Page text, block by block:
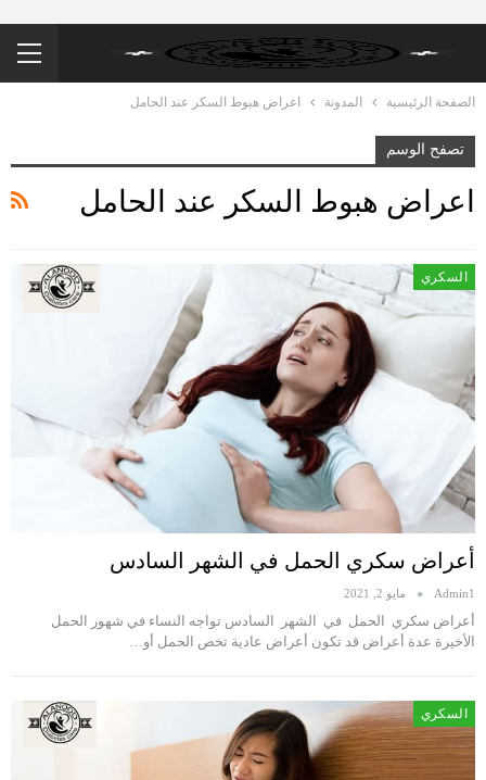
الصفحة الرئيسية المدونة اعراض هبوط السكر عند الحامل
تصفح الوسم
اعراض هبوط السكر عند الحامل
السكري
أعراض سكري الحمل في الشهر السادس
Admin1 مايو 2, 2021
أعراض سكري الحمل في الشهر السادس تواجه النساء في شهور الحمل
الأخيرة عدة أعراض قد تكون أعراض عادية تخص الحمل أو…
السكري